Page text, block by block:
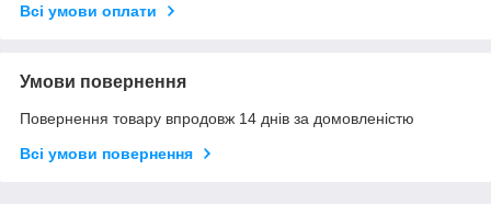
Всі умови оплати
Умови повернення
Повернення товару впродовж 14 днів за домовленістю
Всі умови повернення